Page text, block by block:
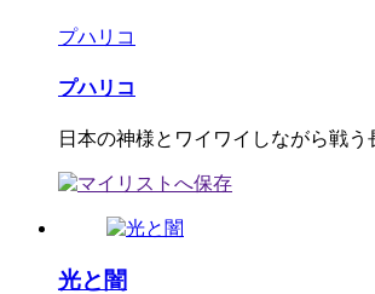
プハリコ
プハリコ
日本の神様とワイワイしながら戦う
光と闇